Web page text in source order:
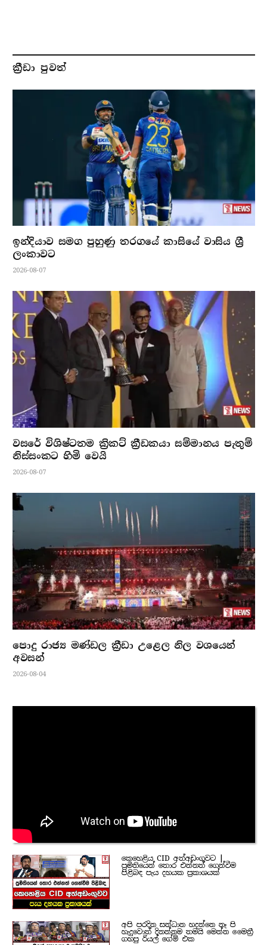
ක්‍රීඩා පුවත්
ඉන්දියාව සමග පුහුණු තරගයේ කාසියේ වාසිය ශ්‍රී
ලංකාවට
2026-08-07
වසරේ විශිෂ්ටතම ක්‍රිකට් ක්‍රීඩකයා සම්මානය පැතුම්
නිස්සංකට හිමි වෙයි
2026-08-07
පොදු රාජ්‍ය මණ්ඩල ක්‍රීඩා උළෙල නිල වශයෙන්
අවසන්
2026-08-04
කෙහෙළිය CID අත්අඩංගුවට |
ප්‍රමිතියෙන් තොර එන්නත් ගෙන්වීම
පිළිබඳ පැය දහයක ප්‍රකාශයක්
අපි පරදින සන්ධාන හදන්නෙ නෑ පි
හැදුවොත් දිනන්නම තමයි මෙන්න මෛත්‍රී
ගහපු රියල් ගේම් එක